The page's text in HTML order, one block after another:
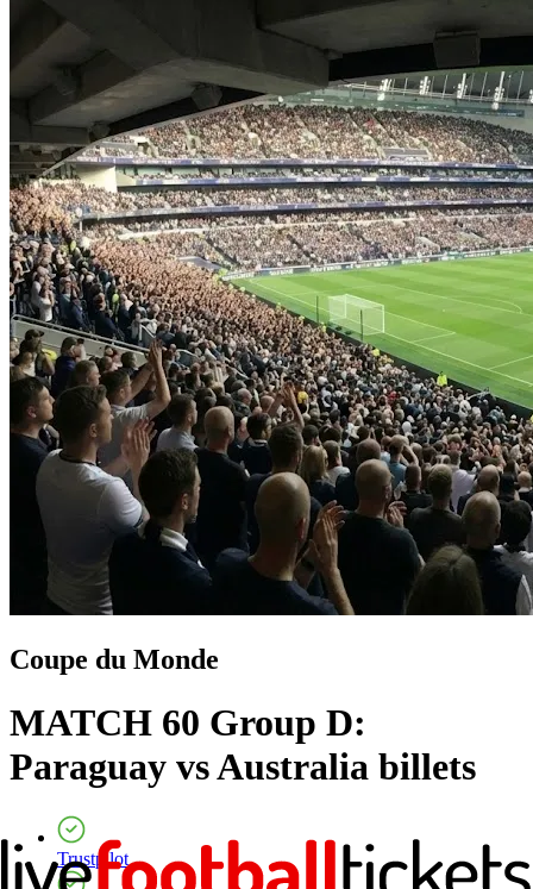
Coupe du Monde
MATCH 60 Group D:
Paraguay vs Australia billets
Trustpilot